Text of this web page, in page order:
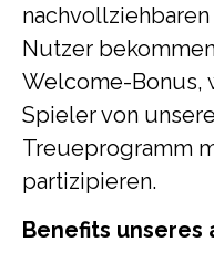
Nutzer
Welcome-Bonus,
Spieler von
Treueprogramm
partizipieren.
Benefits